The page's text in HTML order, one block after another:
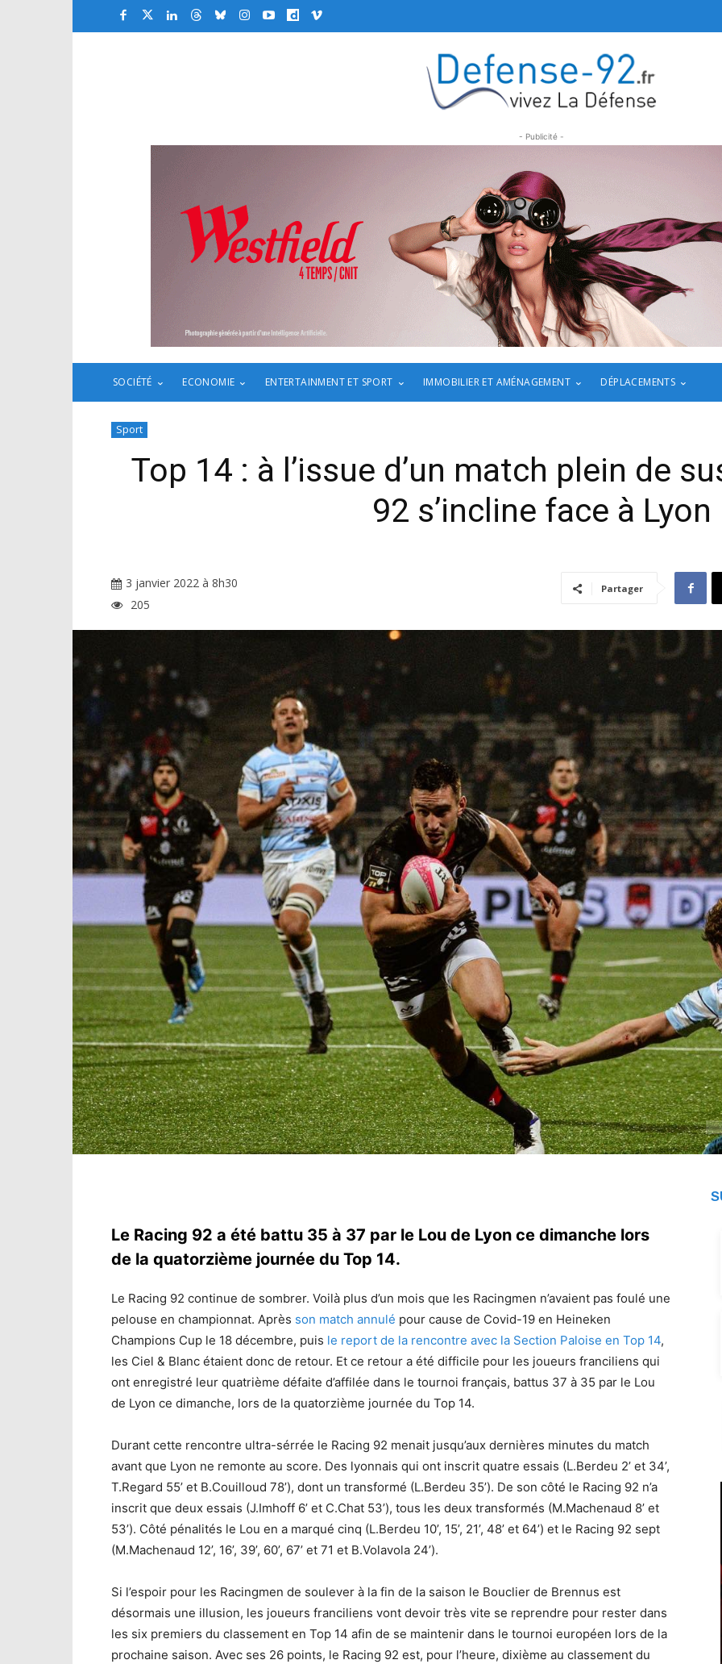
- Publicité -
SOCIÉTÉ ECONOMIE ENTERTAINMENT ET SPORT IMMOBILIER ET AMÉNAGEMENT DÉPLACEMENTS
Sport
Top 14 : à l’issue d’un match plein de
92 s’incline face à Lyon
3 janvier 2022 à 8h30
205
Partager
Le Racing 92 a été battu 35 à 37 par le Lou de Lyon ce dimanche lors
de la quatorzième journée du Top 14.
Le Racing 92 continue de sombrer. Voilà plus d’un mois que les Racingmen n’avaient pas foulé une
pelouse en championnat. Après son match annulé pour cause de Covid-19 en Heineken
Champions Cup le 18 décembre, puis le report de la rencontre avec la Section Paloise en Top 14,
les Ciel & Blanc étaient donc de retour. Et ce retour a été difficile pour les joueurs franciliens qui
ont enregistré leur quatrième défaite d’affilée dans le tournoi français, battus 37 à 35 par le Lou
de Lyon ce dimanche, lors de la quatorzième journée du Top 14.
Durant cette rencontre ultra-sérrée le Racing 92 menait jusqu’aux dernières minutes du match
avant que Lyon ne remonte au score. Des lyonnais qui ont inscrit quatre essais (L.Berdeu 2’ et 34’,
T.Regard 55’ et B.Couilloud 78’), dont un transformé (L.Berdeu 35’). De son côté le Racing 92 n’a
inscrit que deux essais (J.Imhoff 6’ et C.Chat 53’), tous les deux transformés (M.Machenaud 8’ et
53’). Côté pénalités le Lou en a marqué cinq (L.Berdeu 10’, 15’, 21’, 48’ et 64’) et le Racing 92 sept
(M.Machenaud 12’, 16’, 39’, 60’, 67’ et 71 et B.Volavola 24’).
Si l’espoir pour les Racingmen de soulever à la fin de la saison le Bouclier de Brennus est
désormais une illusion, les joueurs franciliens vont devoir très vite se reprendre pour rester dans
les six premiers du classement en Top 14 afin de se maintenir dans le tournoi européen lors de la
prochaine saison. Avec ses 26 points, le Racing 92 est, pour l’heure, dixième au classement du